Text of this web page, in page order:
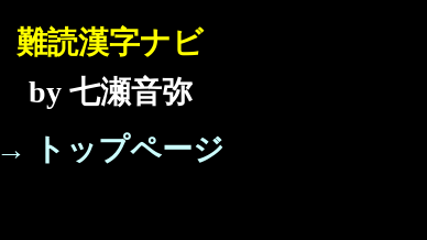
難読漢字ナビ
by 七瀬音弥
→ トップページ